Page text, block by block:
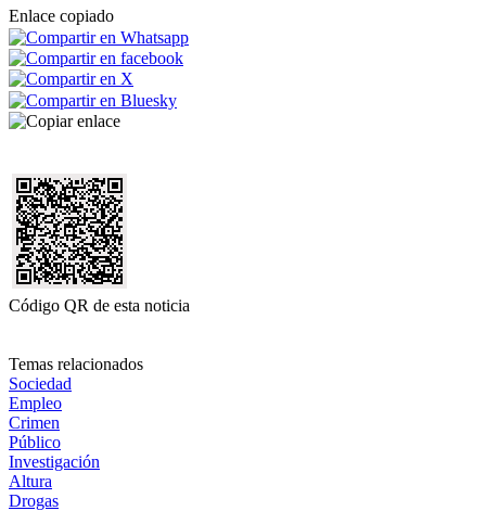
Enlace copiado
Código QR de esta noticia
Temas relacionados
Sociedad
Empleo
Crimen
Público
Investigación
Altura
Drogas